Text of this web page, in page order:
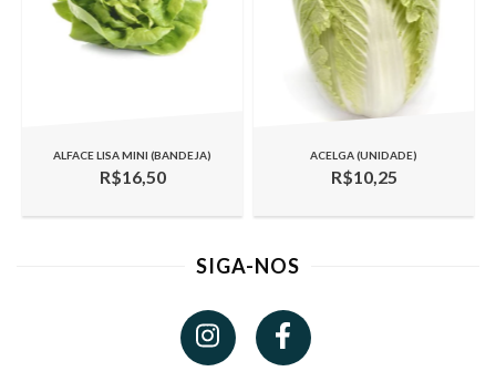
ALFACE LISA MINI (BANDEJA)
R$16,50
ACELGA (UNIDADE)
R$10,25
SIGA-NOS